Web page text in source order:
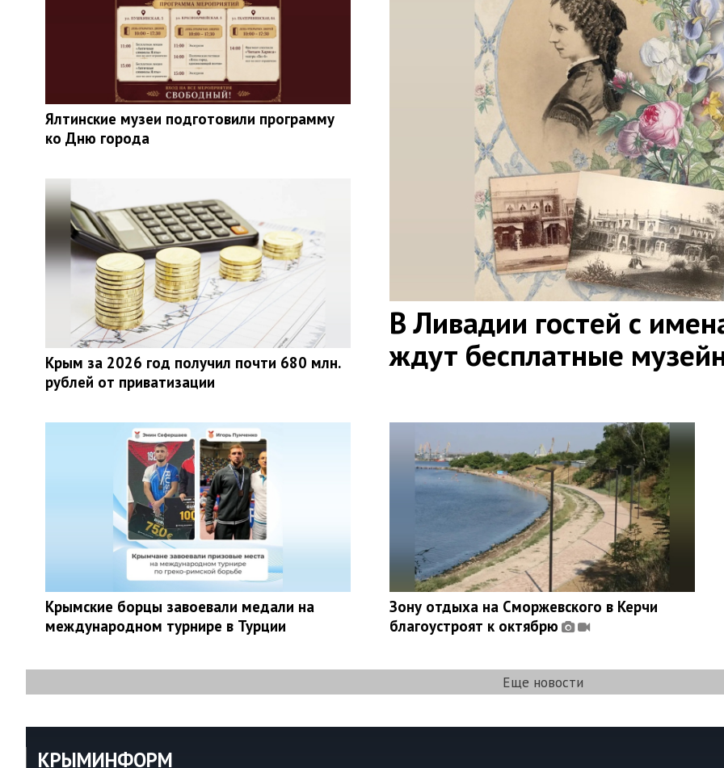
В Ливадии гостей с
ждут бесплатные
Ялтинские музеи подготовили программу
ко Дню города
Крым за 2026 год получил почти 680 млн.
рублей от приватизации
Крымские борцы завоевали медали на
международном турнире в Турции
Зону отдыха на Сморжевского в Керчи
благоустроят к октябрю
Еще новости
КРЫМИНФОРМ